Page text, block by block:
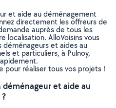
et aide au déménagement
directement les offreurs de
auprès de tous les
localisation. AlloVoisins vous
et aides au
et particuliers, à Pulnoy,
pour réaliser tous vos projets !
et aide au